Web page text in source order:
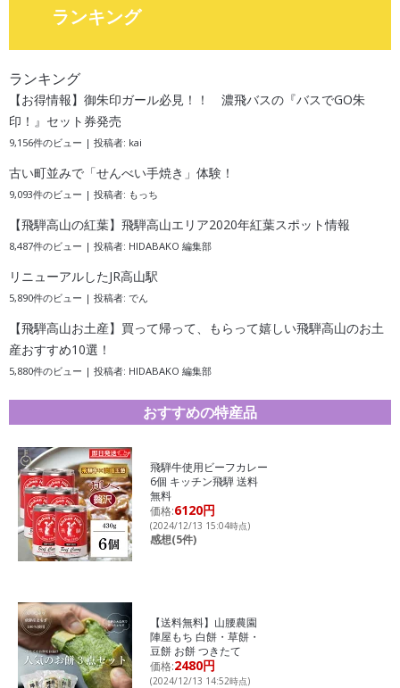
ランキング
ランキング
【お得情報】御朱印ガール必見！！ 濃飛バスの『バスでGO朱
印！』セット券発売
9,156件のビュー | 投稿者: kai
古い町並みで「せんべい手焼き」体験！
9,093件のビュー | 投稿者: もっち
【飛騨高山の紅葉】飛騨高山エリア2020年紅葉スポット情報
8,487件のビュー | 投稿者: HIDABAKO 編集部
リニューアルしたJR高山駅
5,890件のビュー | 投稿者: でん
【飛騨高山お土産】買って帰って、もらって嬉しい飛騨高山のお土
産おすすめ10選！
5,880件のビュー | 投稿者: HIDABAKO 編集部
おすすめの特産品
飛騨牛使用ビーフカレー
6個 キッチン飛騨 送料
無料
価格:6120円
(2024/12/13 15:04時点)
感想(5件)
【送料無料】山腰農園
陣屋もち 白餅・草餅・
豆餅 お餅 つきたて
価格:2480円
(2024/12/13 14:52時点)